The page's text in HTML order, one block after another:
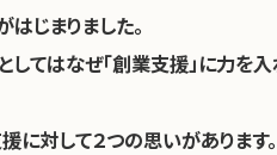
じまりました。
てはなぜ「創業支援」に力を
に対して２つの思いがあります。